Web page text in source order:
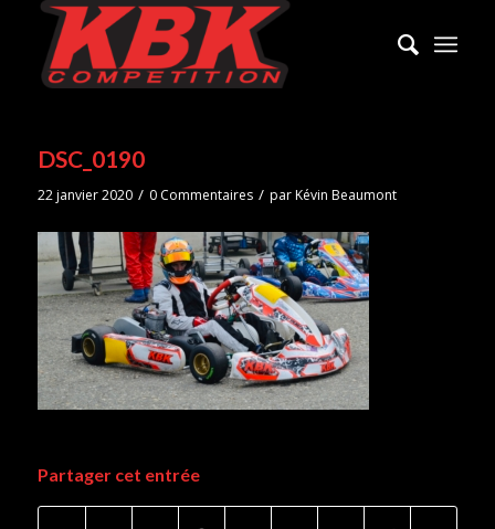
DSC_0190
22 janvier 2020 / 0 Commentaires / parKévin Beaumont
Partager cet entrée